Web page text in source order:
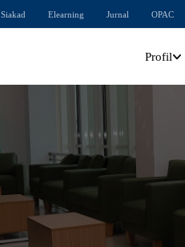
Siakad Elearning Jurnal OPAC
Profil